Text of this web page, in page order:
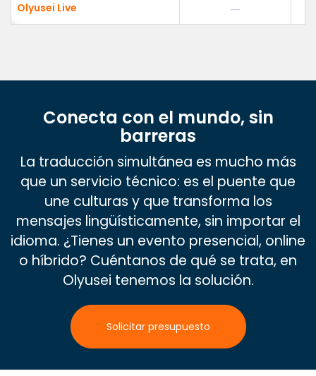
Olyusei Live —
Conecta con el mundo, sin
barreras
La traducción simultánea es mucho más
que un servicio técnico: es el puente que
une culturas y que transforma los
mensajes lingüísticamente, sin importar el
idioma. ¿Tienes un evento presencial, online
o híbrido? Cuéntanos de qué se trata, en
Olyusei tenemos la solución.
Solicitar presupuesto